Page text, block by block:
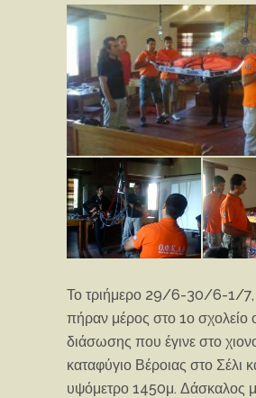
Το τριήμερο 29/6-30/6-1/7,
πήραν μέρος στο 1ο σχολείο
διάσωσης που έγινε στο
καταφύγιο Βέροιας στο Σέλι
υψόμετρο 1450μ. Δάσκαλος